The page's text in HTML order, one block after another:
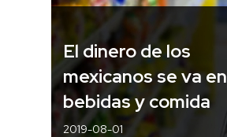
El dinero de los
mexicanos se va en
bebidas y comida
2019-08-01